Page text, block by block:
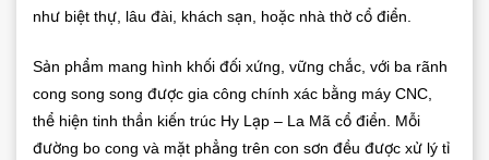
như biệt thự, lâu đài, khách sạn, hoặc nhà thờ cổ điển.
Sản phẩm mang hình khối đối xứng, vững chắc, với ba rãnh
cong song song được gia công chính xác bằng máy CNC,
thể hiện tinh thần kiến trúc Hy Lạp – La Mã cổ điển. Mỗi
đường bo cong và mặt phẳng trên con sơn đều được xử lý tỉ